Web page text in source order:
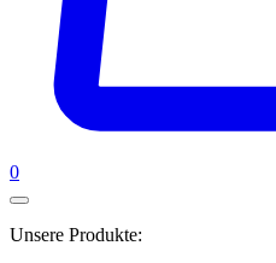
0
Unsere Produkte: